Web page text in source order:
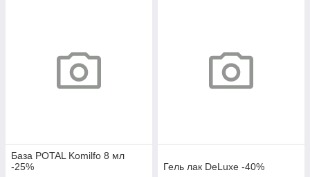
База POTAL Komilfo 8 мл
-25%
Гель лак DeLuxe -40%